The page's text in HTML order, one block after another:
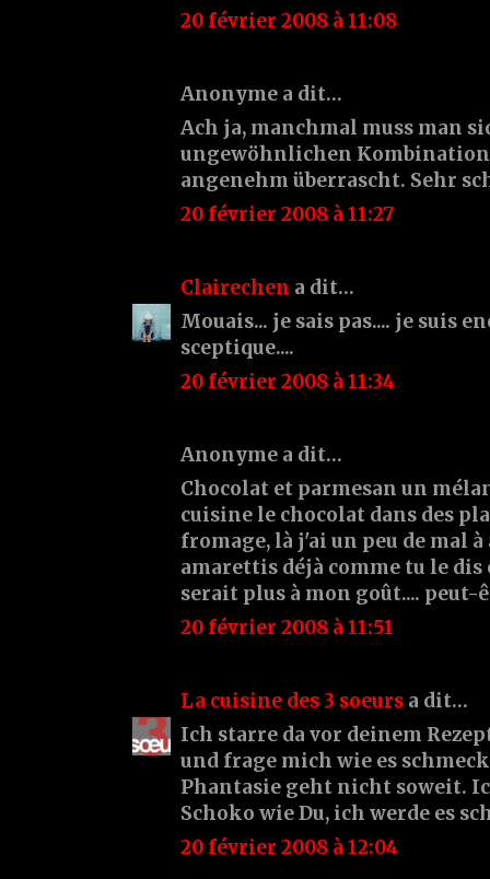
20 février 2008 à 11:08
Anonyme a dit…
Ach ja, manchmal muss man
ungewöhnlichen
angenehm überrascht. Sehr
20 février 2008 à 11:27
Clairechen a dit…
Mouais... je sais pas.... je suis
sceptique....
20 février 2008 à 11:34
Anonyme a dit…
Chocolat et parmesan un
cuisine le chocolat dans des
fromage, là j'ai un peu de mal à
amarettis déjà comme tu le dis
serait plus à mon goût.... peut-
20 février 2008 à 11:51
La cuisine des 3 soeurs a dit…
Ich starre da vor deinem
und frage mich wie es
Phantasie geht nicht soweit.
Schoko wie Du, ich werde es
20 février 2008 à 12:04